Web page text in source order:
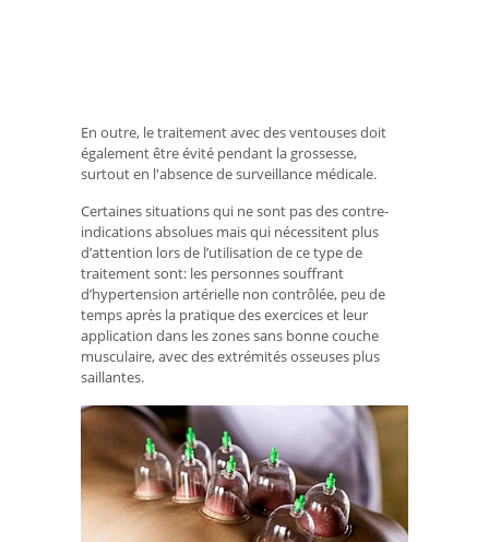
En outre, le traitement avec des ventouses doit
également être évité pendant la grossesse,
surtout en l'absence de surveillance médicale.
Certaines situations qui ne sont pas des contre-
indications absolues mais qui nécessitent plus
d’attention lors de l’utilisation de ce type de
traitement sont: les personnes souffrant
d’hypertension artérielle non contrôlée, peu de
temps après la pratique des exercices et leur
application dans les zones sans bonne couche
musculaire, avec des extrémités osseuses plus
saillantes.